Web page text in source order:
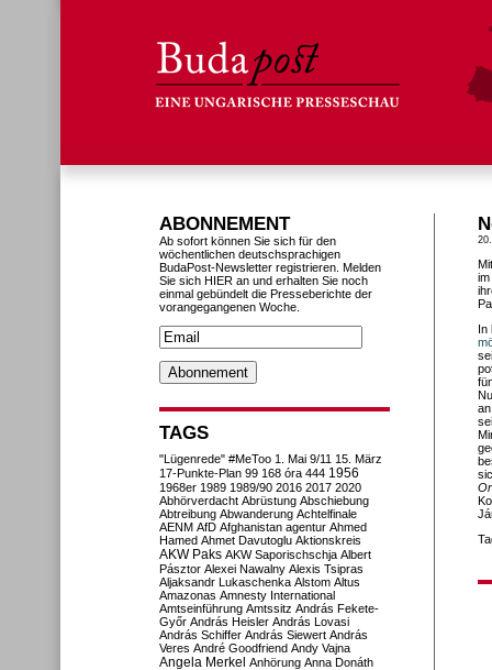
In
ABONNEMENT
Ab sofort können Sie sich für den
wöchentlichen deutschsprachigen
BudaPost-Newsletter registrieren. Melden
Sie sich HIER an und erhalten Sie noch
einmal gebündelt die Presseberichte der
vorangegangenen Woche.
TAGS
"Lügenrede" #MeToo 1. Mai 9/11 15. März
17-Punkte-Plan 99 168 óra 444 1956
1968er 1989 1989/90 2016 2017 2020
Abhörverdacht Abrüstung Abschiebung
Abtreibung Abwanderung Achtelfinale
AENM AfD Afghanistan agentur Ahmed
Hamed Ahmet Davutoglu Aktionskreis
AKW Paks AKW Saporischschja Albert
Pásztor Alexei Nawalny Alexis Tsipras
Aljaksandr Lukaschenka Alstom Altus
Amazonas Amnesty International
Amtseinführung Amtssitz András Fekete-
Győr András Heisler András Lovasi
András Schiffer András Siewert András
Veres André Goodfriend Andy Vajna
Angela Merkel Anhörung Anna Donáth